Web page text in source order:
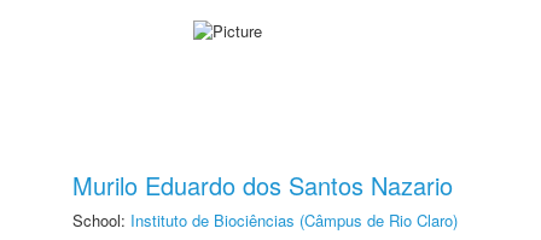
Murilo Eduardo dos Santos Nazario
School: Instituto de Biociências (Câmpus de Rio Claro)